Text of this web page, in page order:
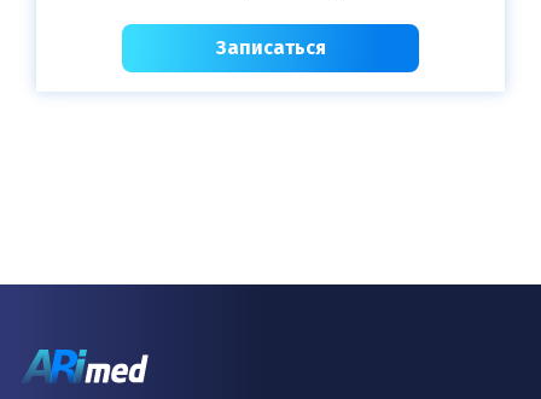
Записаться